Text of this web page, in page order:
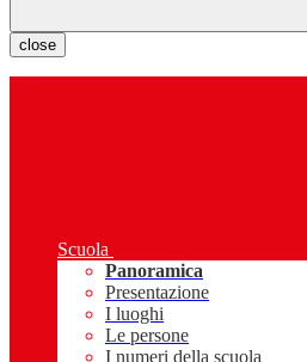
close
Scuola
Panoramica
Presentazione
I luoghi
Le persone
I numeri della scuola